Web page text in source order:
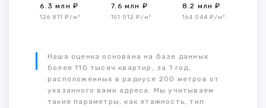
6.3 млн ₽
126 811 ₽/м²
7.6 млн ₽
151 012 ₽/м²
8.2 млн ₽
164 044 ₽/м²
Наша оценка основана на базе данных
более 110 тысяч квартир, за 1 год,
расположенных в радиусе 200 метров от
указанного вами адреса. Мы учитываем
такие параметры, как этажность, тип